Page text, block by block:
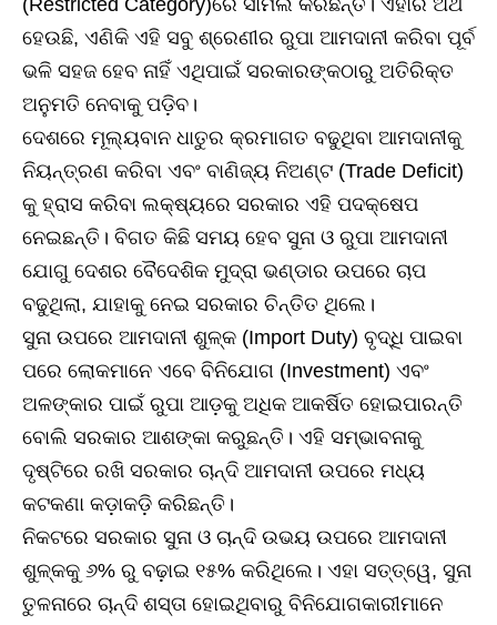
(Restricted Category)ରେ ସାମିଲ କରିଛନ୍ତି। ଏହାର ଅର୍ଥ
ହେଉଛି, ଏଣିକି ଏହି ସବୁ ଶ୍ରେଣୀର ରୁପା ଆମଦାନୀ କରିବା ପୂର୍ବ
ଭଳି ସହଜ ହେବ ନାହିଁ ଏଥିପାଇଁ ସରକାରଙ୍କଠାରୁ ଅତିରିକ୍ତ
ଅନୁମତି ନେବାକୁ ପଡ଼ିବ।
ଦେଶରେ ମୂଲ୍ୟବାନ ଧାତୁର କ୍ରମାଗତ ବଢୁଥିବା ଆମଦାନୀକୁ
ନିୟନ୍ତ୍ରଣ କରିବା ଏବଂ ବାଣିଜ୍ୟ ନିଅଣ୍ଟ (Trade Deficit)
କୁ ହ୍ରାସ କରିବା ଲକ୍ଷ୍ୟରେ ସରକାର ଏହି ପଦକ୍ଷେପ
ନେଇଛନ୍ତି। ବିଗତ କିଛି ସମୟ ହେବ ସୁନା ଓ ରୁପା ଆମଦାନୀ
ଯୋଗୁ ଦେଶର ବୈଦେଶିକ ମୁଦ୍ରା ଭଣ୍ଡାର ଉପରେ ଚାପ
ବଢୁଥିଲା, ଯାହାକୁ ନେଇ ସରକାର ଚିନ୍ତିତ ଥିଲେ।
ସୁନା ଉପରେ ଆମଦାନୀ ଶୁଳ୍କ (Import Duty) ବୃଦ୍ଧି ପାଇବା
ପରେ ଲୋକମାନେ ଏବେ ବିନିଯୋଗ (Investment) ଏବଂ
ଅଳଙ୍କାର ପାଇଁ ରୁପା ଆଡ଼କୁ ଅଧିକ ଆକର୍ଷିତ ହୋଇପାରନ୍ତି
ବୋଲି ସରକାର ଆଶଙ୍କା କରୁଛନ୍ତି। ଏହି ସମ୍ଭାବନାକୁ
ଦୃଷ୍ଟିରେ ରଖି ସରକାର ଚାନ୍ଦି ଆମଦାନୀ ଉପରେ ମଧ୍ୟ
କଟକଣା କଡ଼ାକଡ଼ି କରିଛନ୍ତି।
ନିକଟରେ ସରକାର ସୁନା ଓ ଚାନ୍ଦି ଉଭୟ ଉପରେ ଆମଦାନୀ
ଶୁଳ୍କକୁ ୬% ରୁ ବଢ଼ାଇ ୧୫% କରିଥିଲେ। ଏହା ସତ୍ତ୍ୱେ, ସୁନା
ତୁଳନାରେ ଚାନ୍ଦି ଶସ୍ତା ହୋଇଥିବାରୁ ବିନିଯୋଗକାରୀମାନେ